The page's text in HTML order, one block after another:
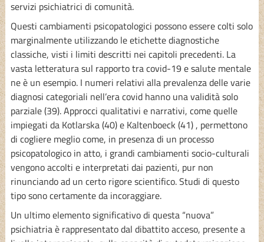
servizi psichiatrici di comunità.
Questi cambiamenti psicopatologici possono essere colti solo
marginalmente utilizzando le etichette diagnostiche
classiche, visti i limiti descritti nei capitoli precedenti. La
vasta letteratura sul rapporto tra covid-19 e salute mentale
ne è un esempio. I numeri relativi alla prevalenza delle varie
diagnosi categoriali nell’era covid hanno una validità solo
parziale (39). Approcci qualitativi e narrativi, come quelle
impiegati da Kotlarska (40) e Kaltenboeck (41) , permettono
di cogliere meglio come, in presenza di un processo
psicopatologico in atto, i grandi cambiamenti socio-culturali
vengono accolti e interpretati dai pazienti, pur non
rinunciando ad un certo rigore scientifico. Studi di questo
tipo sono certamente da incoraggiare.
Un ultimo elemento significativo di questa “nuova”
psichiatria è rappresentato dal dibattito acceso, presente a